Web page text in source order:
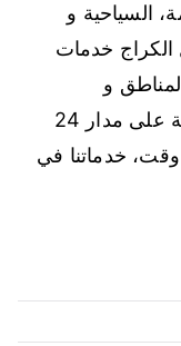
السياحية و
الكراج خدمات
و
المحافظات في الكويت، أعمالنا متاحة على مدار 24
خدماتنا في